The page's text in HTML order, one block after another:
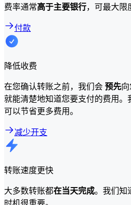
费率通常高于主要银行，可最大限
付款
降低收费
在您确认转账之前，我们会 预先
就能清楚地知道您要支付的费用
可以节省更多费用。
减少开支
转账速度更快
大多数转账都在当天完成。我们知
时机很重要。